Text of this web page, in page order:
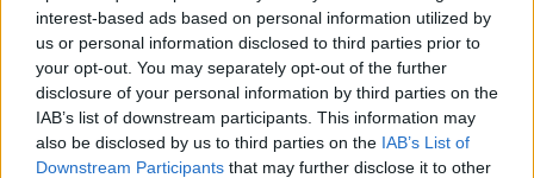
interest-based ads based on personal information utilized by
us or personal information disclosed to third parties prior to
your opt-out. You may separately opt-out of the further
disclosure of your personal information by third parties on the
IAB’s list of downstream participants. This information may
also be disclosed by us to third parties on the IAB’s List of
Downstream Participants that may further disclose it to other